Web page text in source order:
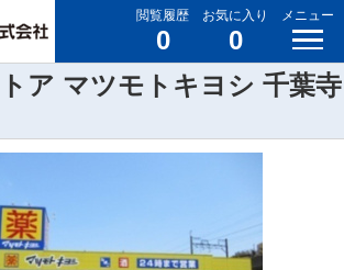
閲覧履歴
0
お気に入り
0
メニュー
ア マツモトキヨシ 千葉寺